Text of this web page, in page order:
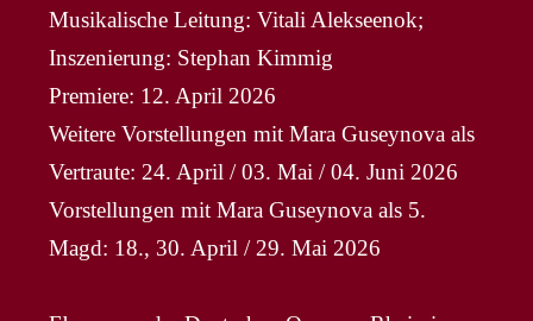
Musikalische Leitung: Vitali Alekseenok;
Inszenierung: Stephan Kimmig
Premiere: 12. April 2026
Weitere Vorstellungen mit Mara Guseynova als
Vertraute: 24. April / 03. Mai / 04. Juni 2026
Vorstellungen mit Mara Guseynova als 5.
Magd: 18., 30. April / 29. Mai 2026